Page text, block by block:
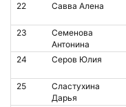
22 Савва Алена
23
Семенова
Антонина
24 Серов Юлия
25
Сластухина
Дарья